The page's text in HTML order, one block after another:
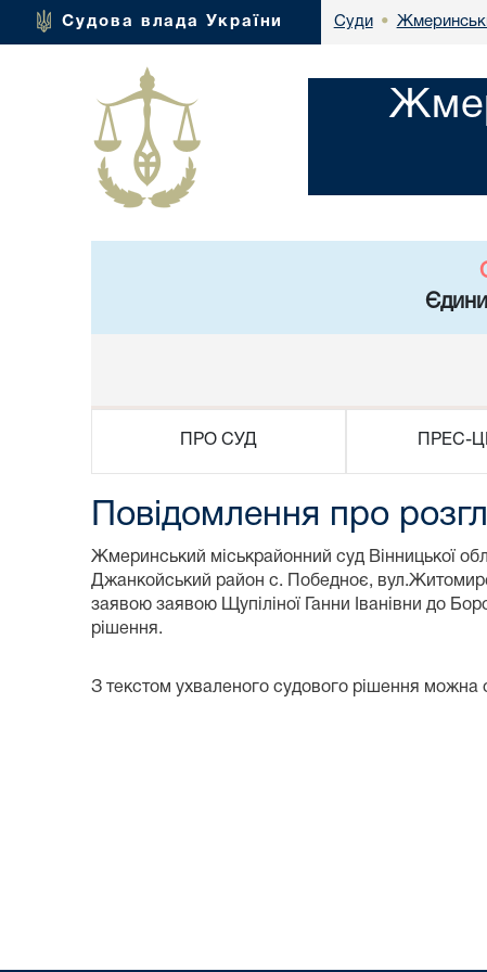
Судова влада України Суди •
ПРО СУД ПРЕС-
Повідомлення про
Жмеринський міськрайонний суд Вінницької
Джанкойський район с. Победноє,
заявою заявою Щупіліної Ганни Іванівни до
рішення.
З текстом ухваленого судового рішення